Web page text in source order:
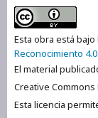
Esta obra está
Reconocimiento 4.0.
El material
Creative Commons
Esta licencia